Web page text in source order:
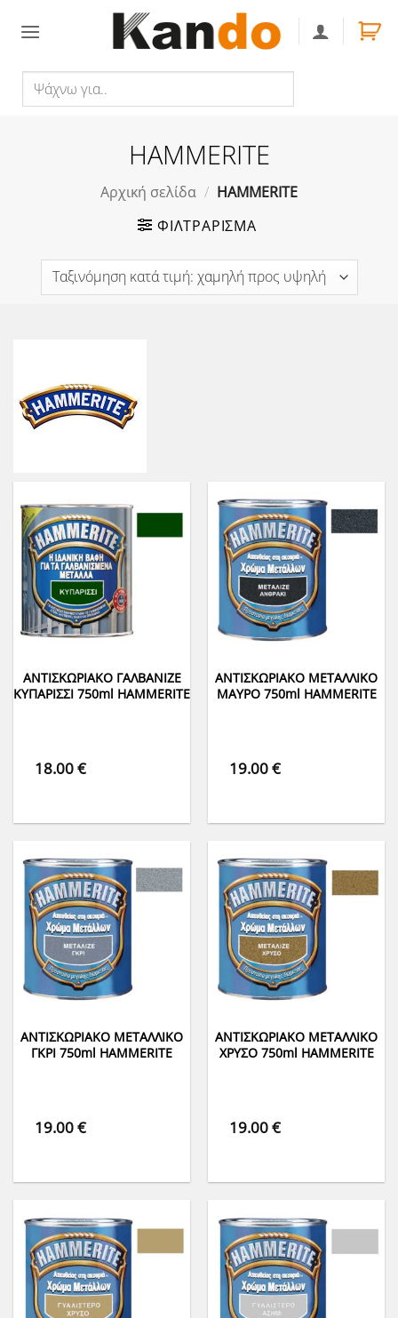
για..
HAMMERITE
Αρχική σελίδα / HAMMERITE
ΦΙΛΤΡΆΡΙΣΜΑ
ΑΝΤΙΣΚΩΡΙΑΚΟ ΓΑΛΒΑΝΙΖΕ
ΚΥΠΑΡΙΣΣΙ 750ml HAMMERITE
18.00€
ΑΝΤΙΣΚΩΡΙΑΚΟ ΜΕΤΑΛΛΙΚΟ
ΜΑΥΡΟ 750ml HAMMERITE
19.00€
ΑΝΤΙΣΚΩΡΙΑΚΟ ΜΕΤΑΛΛΙΚΟ
ΓΚΡΙ 750ml HAMMERITE
19.00€
ΑΝΤΙΣΚΩΡΙΑΚΟ ΜΕΤΑΛΛΙΚΟ
ΧΡΥΣΟ 750ml HAMMERITE
19.00€